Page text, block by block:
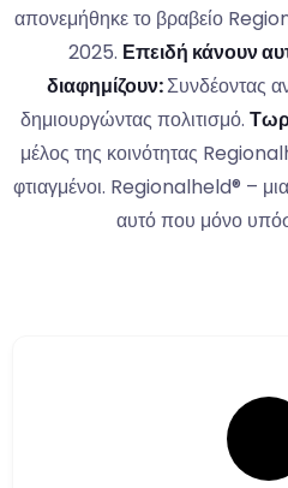
απονεμήθηκε το βραβείο
2025. Επειδή κάνουν
διαφημίζουν:Συνδέοντας
δημιουργώντας πολιτισμό.
μέλος της κοινότητας
φτιαγμένοι. Regionalheld® –
αυτό που μόνο